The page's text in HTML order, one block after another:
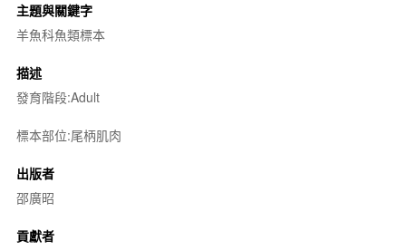
主題與關鍵字
羊魚科魚類標本
描述
發育階段:Adult
標本部位:尾柄肌肉
出版者
邵廣昭
貢獻者